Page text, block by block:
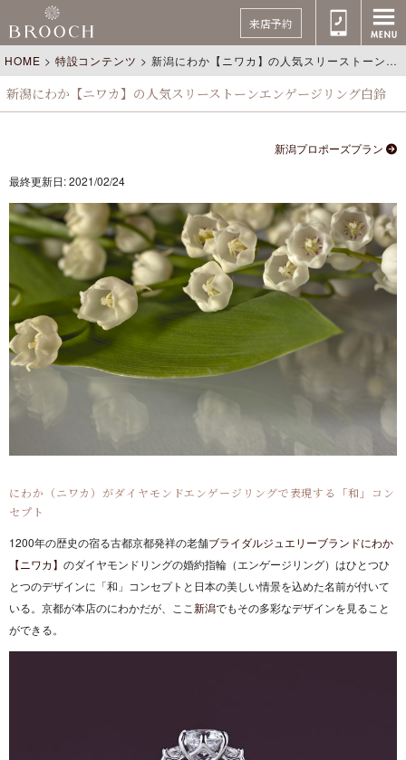
来店予約
HOME > 特設コンテンツ > 新潟にわか【ニワカ】の人気スリーストーンエンゲージリング白鈴
新潟にわか【ニワカ】の人気スリーストーンエンゲージリング白鈴
新潟プロポーズプラン
最終更新日: 2021/02/24
にわか（ニワカ）がダイヤモンドエンゲージリングで表現する「和」コン
セプト
1200年の歴史の宿る古都京都発祥の老舗ブライダルジュエリーブランドにわか
【ニワカ】 のダイヤモンドリングの婚約指輪（エンゲージリング）はひとつひ
とつのデザインに「和」コンセプトと日本の美しい情景を込めた名前が付いて
いる。京都が本店のにわかだが、ここ新潟でもその多彩なデザインを見ること
ができる。